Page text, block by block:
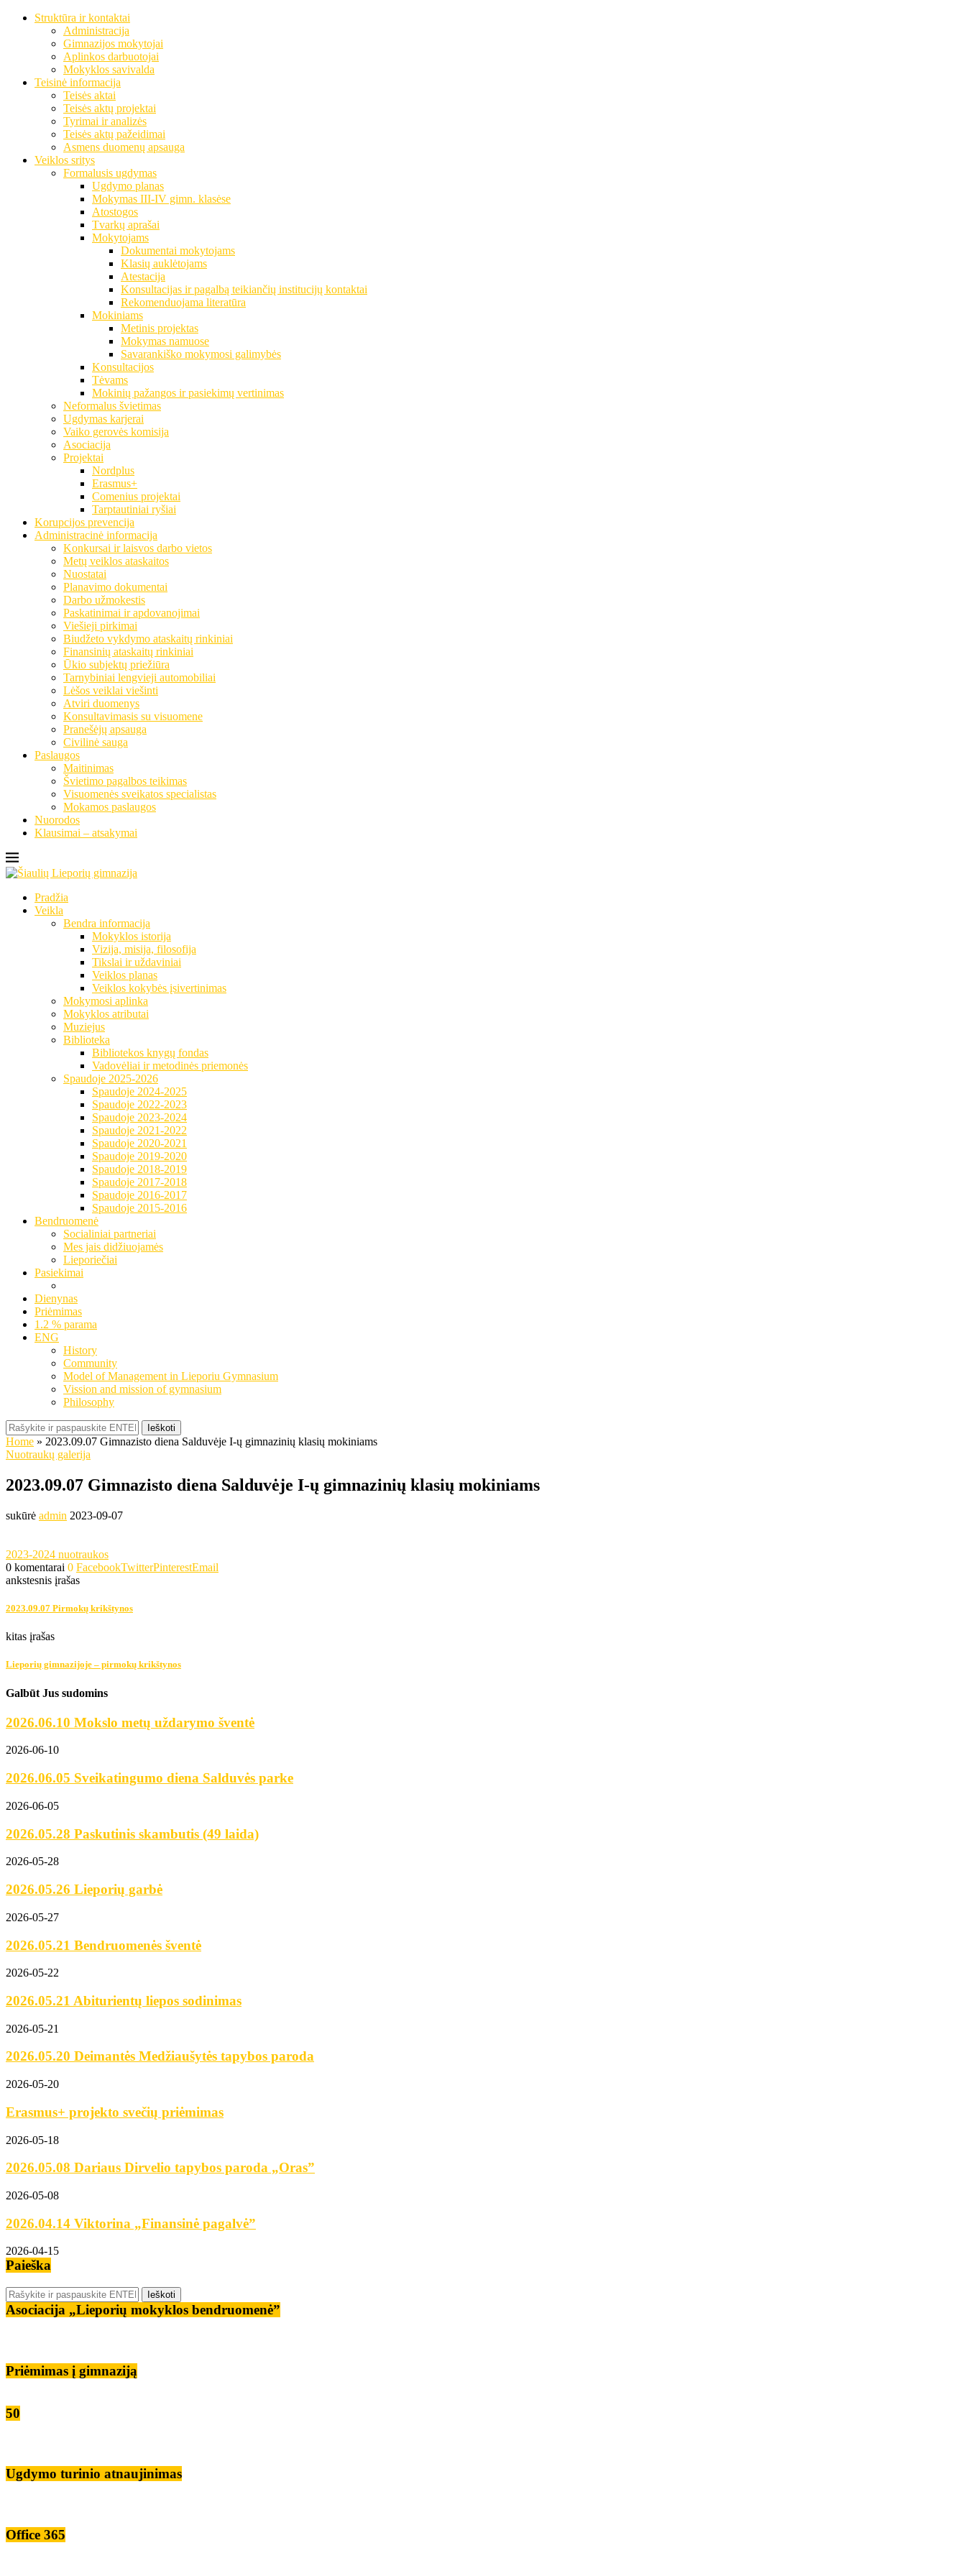
Struktūra ir kontaktai
Administracija
Gimnazijos mokytojai
Aplinkos darbuotojai
Mokyklos savivalda
Teisinė informacija
Teisės aktai
Teisės aktų projektai
Tyrimai ir analizės
Teisės aktų pažeidimai
Asmens duomenų apsauga
Veiklos sritys
Formalusis ugdymas
Ugdymo planas
Mokymas III-IV gimn. klasėse
Atostogos
Tvarkų aprašai
Mokytojams
Dokumentai mokytojams
Klasių auklėtojams
Atestacija
Konsultacijas ir pagalbą teikiančių institucijų kontaktai
Rekomenduojama literatūra
Mokiniams
Metinis projektas
Mokymas namuose
Savarankiško mokymosi galimybės
Konsultacijos
Tėvams
Mokinių pažangos ir pasiekimų vertinimas
Neformalus švietimas
Ugdymas karjerai
Vaiko gerovės komisija
Asociacija
Projektai
Nordplus
Erasmus+
Comenius projektai
Tarptautiniai ryšiai
Korupcijos prevencija
Administracinė informacija
Konkursai ir laisvos darbo vietos
Metų veiklos ataskaitos
Nuostatai
Planavimo dokumentai
Darbo užmokestis
Paskatinimai ir apdovanojimai
Viešieji pirkimai
Biudžeto vykdymo ataskaitų rinkiniai
Finansinių ataskaitų rinkiniai
Ūkio subjektų priežiūra
Tarnybiniai lengvieji automobiliai
Lėšos veiklai viešinti
Atviri duomenys
Konsultavimasis su visuomene
Pranešėjų apsauga
Civilinė sauga
Paslaugos
Maitinimas
Švietimo pagalbos teikimas
Visuomenės sveikatos specialistas
Mokamos paslaugos
Nuorodos
Klausimai – atsakymai
Pradžia
Veikla
Bendra informacija
Mokyklos istorija
Vizija, misija, filosofija
Tikslai ir uždaviniai
Veiklos planas
Veiklos kokybės įsivertinimas
Mokymosi aplinka
Mokyklos atributai
Muziejus
Biblioteka
Bibliotekos knygų fondas
Vadovėliai ir metodinės priemonės
Spaudoje 2025-2026
Spaudoje 2024-2025
Spaudoje 2022-2023
Spaudoje 2023-2024
Spaudoje 2021-2022
Spaudoje 2020-2021
Spaudoje 2019-2020
Spaudoje 2018-2019
Spaudoje 2017-2018
Spaudoje 2016-2017
Spaudoje 2015-2016
Bendruomenė
Socialiniai partneriai
Mes jais didžiuojamės
Lieporiečiai
Pasiekimai
Dienynas
Priėmimas
1.2 % parama
ENG
History
Community
Model of Management in Lieporiu Gymnasium
Vission and mission of gymnasium
Philosophy
Ieškoti
Home » 2023.09.07 Gimnazisto diena Salduvėje I-ų gimnazinių klasių mokiniams
Nuotraukų galerija
2023.09.07 Gimnazisto diena Salduvėje I-ų gimnazinių klasių mokiniams
sukūrė admin 2023-09-07
2023-2024 nuotraukos
0 komentarai 0 FacebookTwitterPinterestEmail
ankstesnis įrašas
2023.09.07 Pirmokų krikštynos
kitas įrašas
Lieporių gimnazijoje – pirmokų krikštynos
Galbūt Jus sudomins
2026.06.10 Mokslo metų uždarymo šventė
2026-06-10
2026.06.05 Sveikatingumo diena Salduvės parke
2026-06-05
2026.05.28 Paskutinis skambutis (49 laida)
2026-05-28
2026.05.26 Lieporių garbė
2026-05-27
2026.05.21 Bendruomenės šventė
2026-05-22
2026.05.21 Abiturientų liepos sodinimas
2026-05-21
2026.05.20 Deimantės Medžiaušytės tapybos paroda
2026-05-20
Erasmus+ projekto svečių priėmimas
2026-05-18
2026.05.08 Dariaus Dirvelio tapybos paroda „Oras”
2026-05-08
2026.04.14 Viktorina „Finansinė pagalvė”
2026-04-15
Paieška
Asociacija „Lieporių mokyklos bendruomenė”
Priėmimas į gimnaziją
50
Ugdymo turinio atnaujinimas
Office 365